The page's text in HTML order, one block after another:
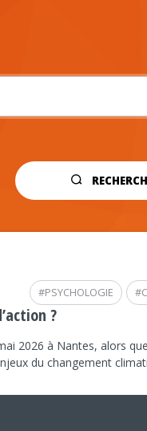
#
#PSYCHOLOGIE
?
2026 à Nantes, alors
du changement